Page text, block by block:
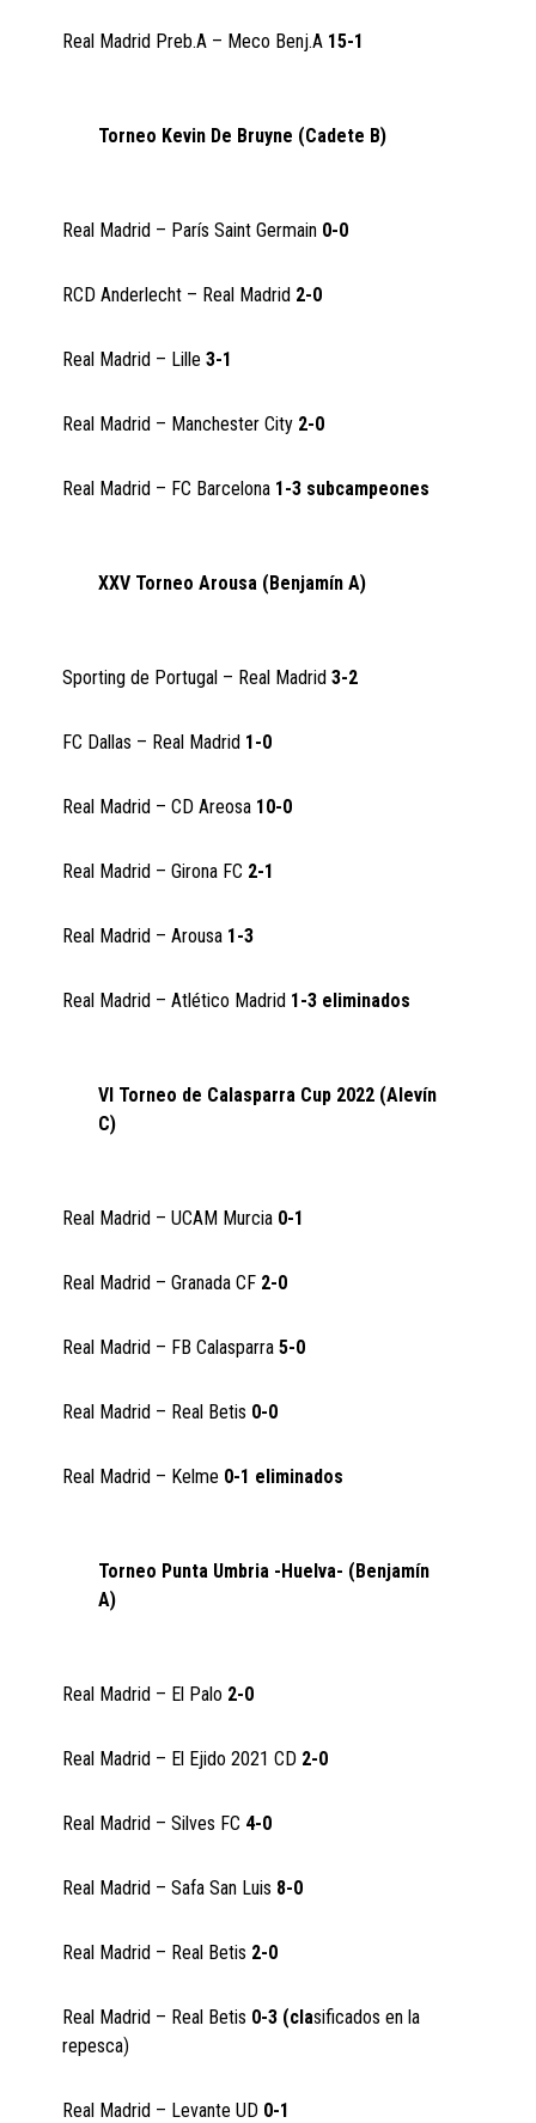
Real Madrid Preb.A – Meco Benj.A 15-1
Torneo Kevin De Bruyne (Cadete B)
Real Madrid – París Saint Germain 0-0
RCD Anderlecht – Real Madrid 2-0
Real Madrid – Lille3-1
Real Madrid – Manchester City 2-0
Real Madrid – FC Barcelona 1-3 subcampeones
XXV Torneo Arousa (Benjamín A)
Sporting de Portugal – Real Madrid3-2
FC Dallas – Real Madrid 1-0
Real Madrid – CD Areosa 10-0
Real Madrid – Girona FC 2-1
Real Madrid – Arousa 1-3
Real Madrid – Atlético Madrid 1-3 eliminados
VI Torneo de Calasparra Cup 2022 (Alevín
C)
Real Madrid – UCAM Murcia 0-1
Real Madrid – Granada CF 2-0
Real Madrid – FB Calasparra5-0
Real Madrid – Real Betis 0-0
Real Madrid – Kelme 0-1 eliminados
Torneo Punta Umbria -Huelva- (Benjamín
A)
Real Madrid – El Palo 2-0
Real Madrid – El Ejido 2021 CD 2-0
Real Madrid – Silves FC 4-0
Real Madrid – Safa San Luis 8-0
Real Madrid – Real Betis 2-0
Real Madrid – Real Betis 0-3 (clasificados en la
repesca)
Real Madrid – Levante UD 0-1